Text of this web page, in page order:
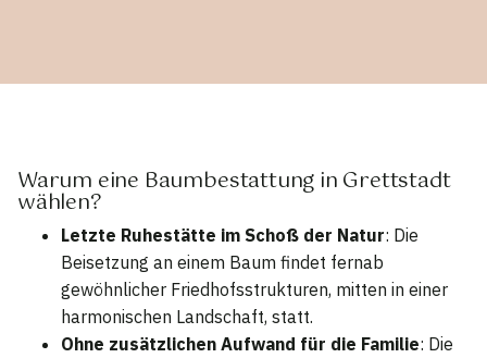
Warum eine Baumbestattung in Grettstadt
wählen?
Letzte Ruhestätte im Schoß der Natur: Die
Beisetzung an einem Baum findet fernab
gewöhnlicher Friedhofsstrukturen, mitten in einer
harmonischen Landschaft, statt.
Ohne zusätzlichen Aufwand für die Familie: Die